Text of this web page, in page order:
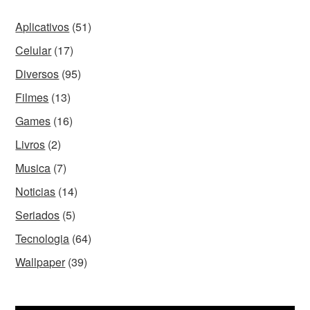
Aplicativos (51)
Celular(17)
Diversos (95)
Filmes (13)
Games (16)
Livros (2)
Musica (7)
Noticias (14)
Seriados (5)
Tecnologia (64)
Wallpaper(39)